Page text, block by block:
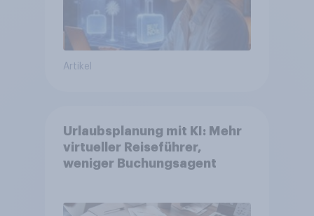
Artikel
Urlaubsplanung mit KI: Mehr
virtueller Reiseführer,
weniger Buchungsagent